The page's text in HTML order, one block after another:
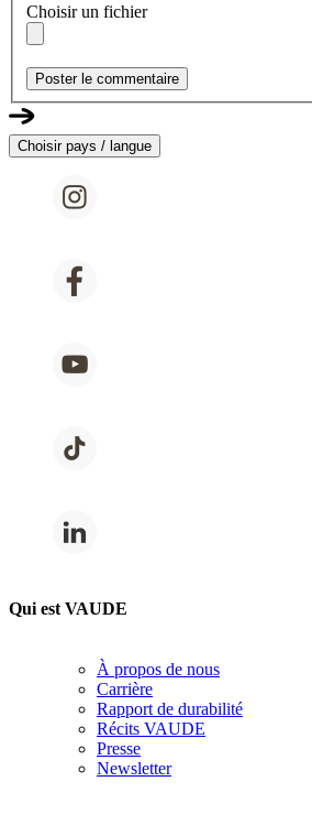
Choisir un fichier
Poster le commentaire
Choisir pays / langue
Qui est VAUDE
À propos de nous
Carrière
Rapport de durabilité
Récits VAUDE
Presse
Newsletter